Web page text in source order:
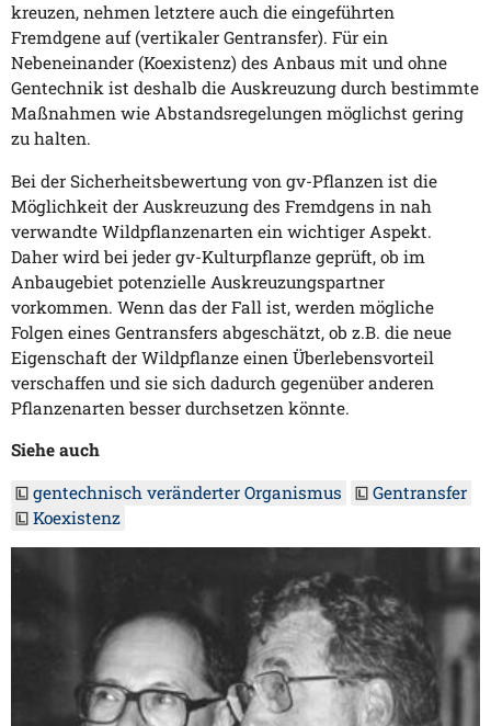
kreuzen, nehmen letztere auch die eingeführten
Fremdgene auf (vertikaler Gentransfer). Für ein
Nebeneinander (Koexistenz) des Anbaus mit und ohne
Gentechnik ist deshalb die Auskreuzung durch bestimmte
Maßnahmen wie Abstandsregelungen möglichst gering
zu halten.
Bei der Sicherheitsbewertung von gv-Pflanzen ist die
Möglichkeit der Auskreuzung des Fremdgens in nah
verwandte Wildpflanzenarten ein wichtiger Aspekt.
Daher wird bei jeder gv-Kulturpflanze geprüft, ob im
Anbaugebiet potenzielle Auskreuzungspartner
vorkommen. Wenn das der Fall ist, werden mögliche
Folgen eines Gentransfers abgeschätzt, ob z.B. die neue
Eigenschaft der Wildpflanze einen Überlebensvorteil
verschaffen und sie sich dadurch gegenüber anderen
Pflanzenarten besser durchsetzen könnte.
Siehe auch
gentechnisch veränderter Organismus
Gentransfer
Koexistenz